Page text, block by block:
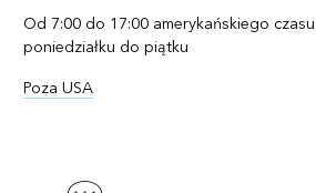
Od 7:00 do 17:00 amerykańskiego
poniedziałku do piątku
Poza USA